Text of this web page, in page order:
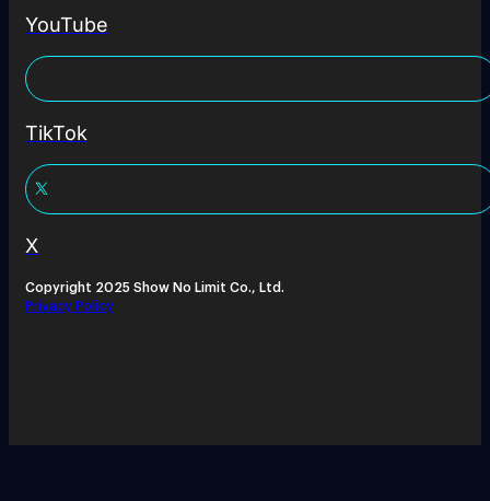
YouTube
TikTok
X
Copyright 2025 Show No Limit Co., Ltd.
Privacy Policy